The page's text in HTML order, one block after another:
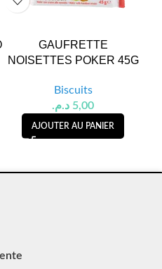
GAUFRETTE
NOISETTES POKER 45G
Biscuits
5,00 د.م.
AJOUTER AU PANIER